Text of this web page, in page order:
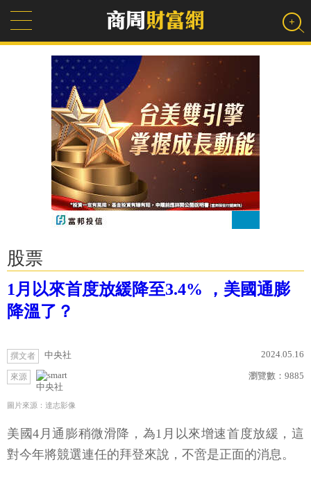
股票
1月以來首度放緩降至3.4% ，美國通膨
降溫了？
撰文者 中央社 2024.05.16
來源
中央社
瀏覽數： 9885
圖片來源：達志影像
美國4月通膨稍微滑降，為1月以來增速首度放緩，這
對今年將競選連任的拜登來說，不啻是正面的消息。